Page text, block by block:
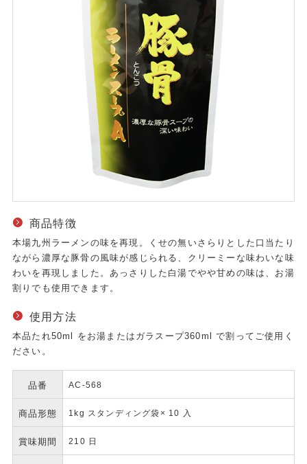
商品特徴
本場九州ラーメンの味を再現。くせの無いさらりとした口当たり
ながら濃厚な豚骨の風味が感じられる、クリーミーな味わいな味
わいを再現しました。あっさりした白湯でやや甘めの味は、お湯
割りでも使用できます。
使用方法
本品たれ50ml をお湯またはガラスープ360ml で割ってご使用く
ださい。
品番 AC-568
商品形態 1kg スタンディング袋× 10 入
賞味期間 210 日